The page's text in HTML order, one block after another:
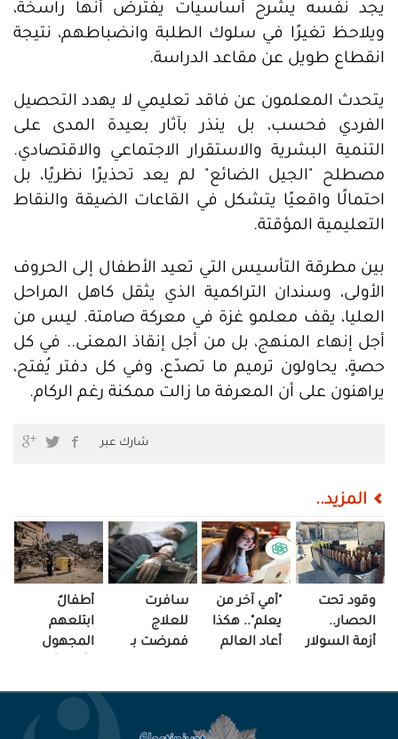
يجد نفسه يشرح أساسيات يفترض أنها راسخة،
ويلاحظ تغيرًا في سلوك الطلبة وانضباطهم، نتيجة
انقطاع طويل عن مقاعد الدراسة.
يتحدث المعلمون عن فاقد تعليمي لا يهدد التحصيل
الفردي فحسب، بل ينذر بآثار بعيدة المدى على
التنمية البشرية والاستقرار الاجتماعي والاقتصادي.
مصطلح "الجيل الضائع" لم يعد تحذيرًا نظريًا، بل
احتمالًا واقعيًا يتشكل في القاعات الضيقة والنقاط
التعليمية المؤقتة.
بين مطرقة التأسيس التي تعيد الأطفال إلى الحروف
الأولى، وسندان التراكمية الذي يثقل كاهل المراحل
العليا، يقف معلمو غزة في معركة صامتة. ليس من
أجل إنهاء المنهج، بل من أجل إنقاذ المعنى.. في كل
حصةٍ، يحاولون ترميم ما تصدّع، وفي كل دفتر يُفتح،
يراهنون على أن المعرفة ما زالت ممكنة رغم الركام.
شارك عبر
المزيد..
وقود تحت
الحصار..
أزمة السولار
"أمي آخر من
يعلم".. هكذا
أعاد العالم
سافرت
للعلاج
فمرضت بـ
أطفالٌ
ابتلعهم
المجهول
الفاجعة!